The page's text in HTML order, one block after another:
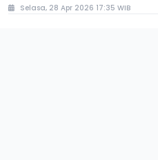
Selasa, 28 Apr 2026 17:35 WIB